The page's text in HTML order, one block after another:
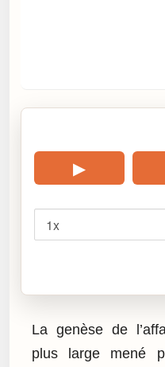
▶
La genèse de
plus large mené